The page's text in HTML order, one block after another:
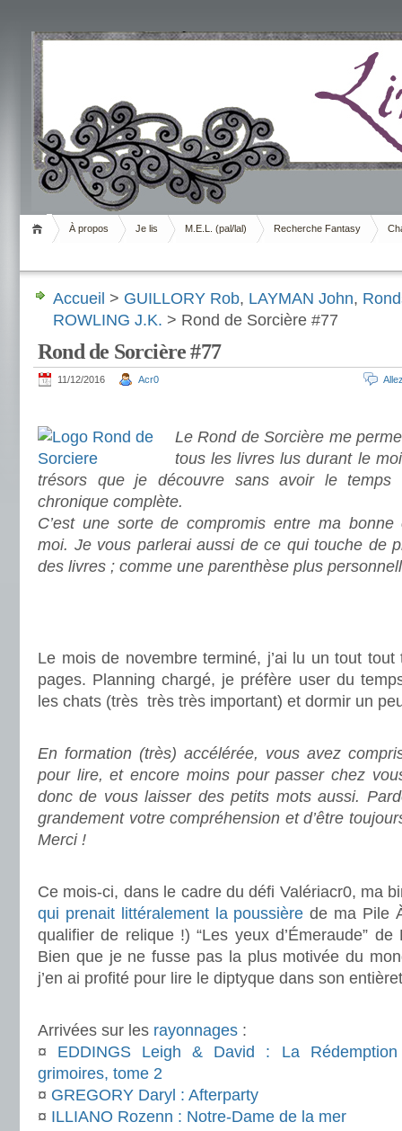
Livrement
À propos Je lis M.E.L. (pal/lal) Recherche Fantasy
Accueil > GUILLORY Rob, LAYMAN John,
ROWLING J.K. > Rond de Sorcière #77
Rond de Sorcière #77
11/12/2016 Acr0
Le Rond de Sorcière me
tous les livres lus durant le
trésors que je découvre sans avoir le temps
chronique complète.
C’est une sorte de compromis entre ma bonne
moi. Je vous parlerai aussi de ce qui touche de
des livres ; comme une parenthèse plus
Le mois de novembre terminé, j’ai lu un tout
pages. Planning chargé, je préfère user du
les chats (très très très important) et dormir un
En formation (très) accélérée, vous avez
pour lire, et encore moins pour passer chez
donc de vous laisser des petits mots aussi.
grandement votre compréhension et d’être
Merci !
Ce mois-ci, dans le cadre du défi Valériacr0, ma
qui prenait littéralement la poussière de ma Pile
qualifier de relique !) “Les yeux d’Émeraude”
Bien que je ne fusse pas la plus motivée du
j’en ai profité pour lire le diptyque dans son
Arrivées sur les rayonnages :
¤ EDDINGS Leigh & David : La
grimoires, tome 2
¤ GREGORY Daryl : Afterparty
¤ ILLIANO Rozenn : Notre-Dame de la mer